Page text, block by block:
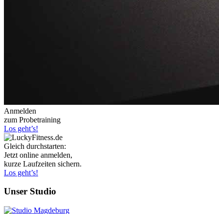
Anmelden
zum Probetraining
Los geht’s!
Gleich durchstarten:
Jetzt online anmelden,
kurze Laufzeiten sichern.
Los geht’s!
Unser Studio